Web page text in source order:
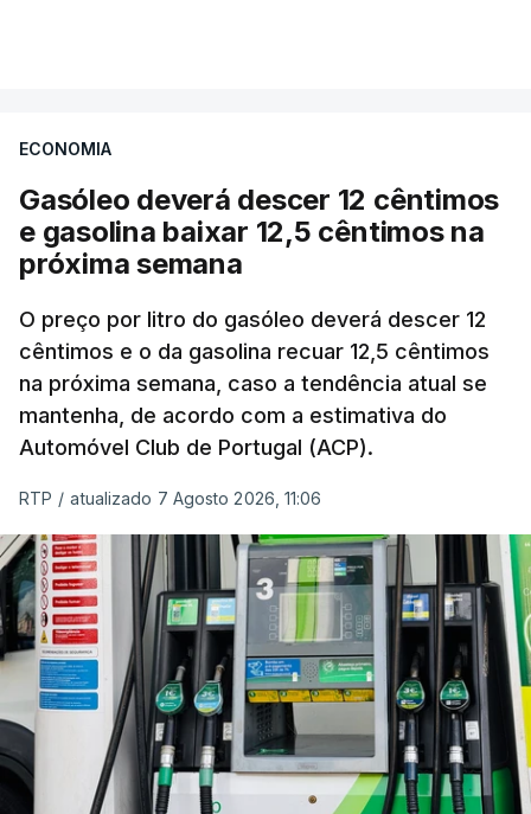
com ondas de calor no Verão e conflitos na
Ucrânia e no Médio Oriente a elevar os
custos das colheitas.
O índice, que acompanha as variações mensais
de um cabaz de produtos alimentares
comercializados internacionalmente, subiu para
131,1 pontos em julho, face aos 130,3 de junho.
O aumento dos preços dos alimentos básicos
nas prateleiras nos meses seguintes, à medida
que os fornecedores repercutem os seus
custos nos consumidores.
Em julho, o aumento esteve associado aos preços
do açúcar (+5,6%), dos cereais (+3,4%) e dos
óleos vegetais (+2%).
Estes aumentos foram "parcialmente
ECONOMIA
Gasóleo deverá descer 12 cêntimos
e gasolina baixar 12,5 cêntimos na
próxima semana
O preço por litro do gasóleo deverá descer 12
cêntimos e o da gasolina recuar 12,5 cêntimos
na próxima semana, caso a tendência atual se
mantenha, de acordo com a estimativa do
Automóvel Club de Portugal (ACP).
RTP / atualizado 7 Agosto 2026, 11:06